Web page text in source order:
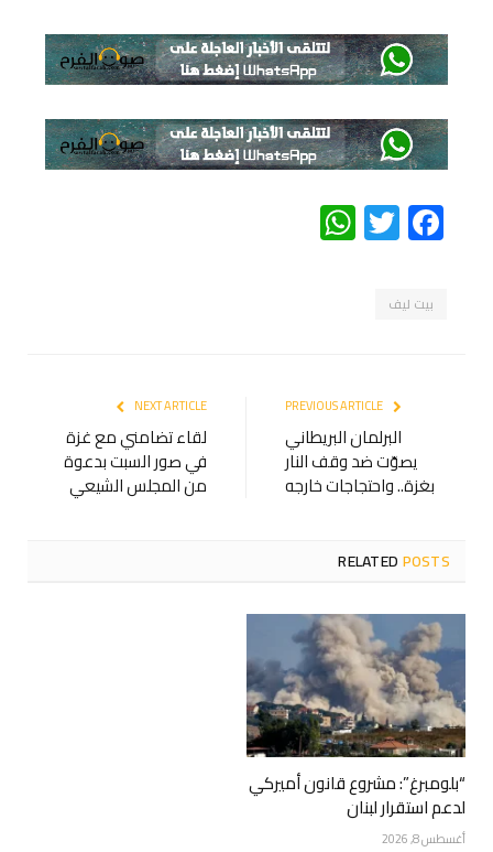
Facebook
Twitter
WhatsApp
بيت ليف
البرلمان البريطاني
يصوّت ضد وقف النار
بغزة.. واحتجاجات خارجه
NEXT ARTICLE
لقاء تضامني مع غزة
في صور السبت بدعوة
من المجلس الشيعي
RELATEDPOSTS
“بلومبرغ”: مشروع قانون أميركي
لدعم استقرار لبنان
أغسطس 8, 2026